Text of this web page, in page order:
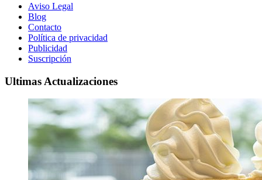
Aviso Legal
Blog
Contacto
Política de privacidad
Publicidad
Suscripción
Ultimas Actualizaciones